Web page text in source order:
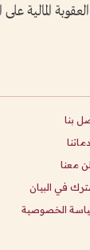
المالية على
بنا
معنا
في البيان
الخصوصية